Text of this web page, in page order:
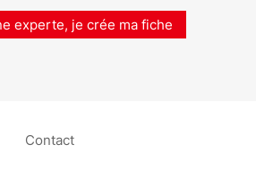
experte, je crée ma fiche
Contact